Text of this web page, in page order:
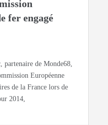
fer engagé
partenaire de Monde68,
Européenne
de la France lors de
2014,